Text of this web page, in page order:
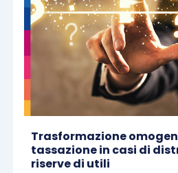
Trasformazione
tassazione in casi di
riserve di utili